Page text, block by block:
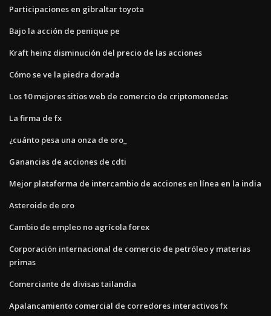
Participaciones en gibraltar toyota
Bajo la acción de penique pe
Kraft heinz disminución del precio de las acciones
Cómo se ve la piedra dorada
Los 10 mejores sitios web de comercio de criptomonedas
La firma de fx
¿cuánto pesa una onza de oro_
Ganancias de acciones de cdti
Mejor plataforma de intercambio de acciones en línea en la india
Asteroide de oro
Cambio de empleo no agrícola forex
Corporación internacional de comercio de petróleo y materias
primas
Comerciante de divisas tailandia
Apalancamiento comercial de corredores interactivos fx